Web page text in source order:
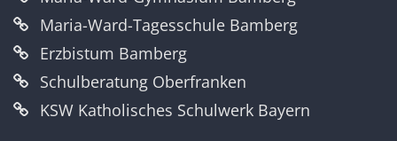
Maria-Ward-Tagesschule Bamberg
Erzbistum Bamberg
Schulberatung Oberfranken
KSW Katholisches Schulwerk Bayern